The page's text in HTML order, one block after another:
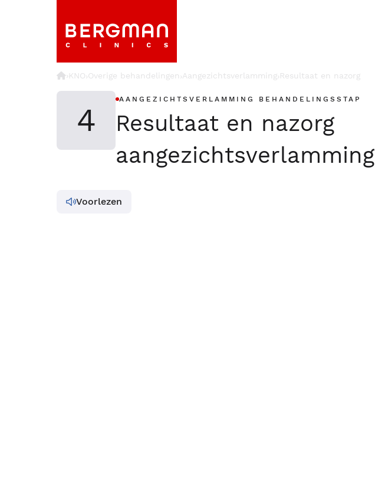
›KNO›Overige behandelingen›Aangezichtsverlamming›Resultaat en nazorg
4
AANGEZICHTSVERLAMMING BEHANDELINGSSTAP
Resultaat en nazorg
aangezichtsverlamming
Voorlezen